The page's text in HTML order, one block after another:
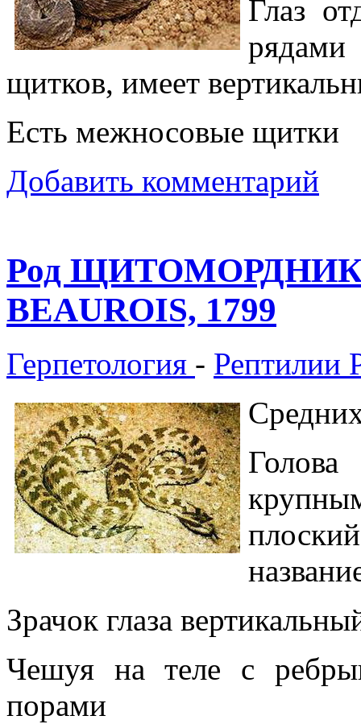
Глаз
щитков, имеет
Есть межносовые щитки
Добавить комментарий
Род
BEAUROIS, 1799
Герпетология - Рептилии
Зрачок глаза
Чешуя на теле с
порами